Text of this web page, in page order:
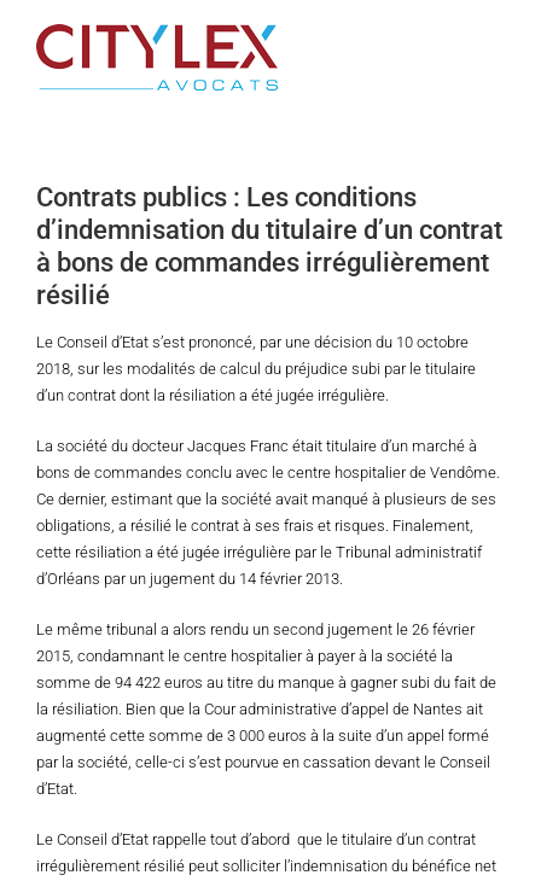
contenu
Contrats publics : Les conditions
d’indemnisation du titulaire d’un contrat
à bons de commandes irrégulièrement
résilié
Le Conseil d’Etat s’est prononcé, par une décision du 10 octobre
2018, sur les modalités de calcul du préjudice subi par le titulaire
d’un contrat dont la résiliation a été jugée irrégulière.
La société du docteur Jacques Franc était titulaire d’un marché à
bons de commandes conclu avec le centre hospitalier de Vendôme.
Ce dernier, estimant que la société avait manqué à plusieurs de ses
obligations, a résilié le contrat à ses frais et risques. Finalement,
cette résiliation a été jugée irrégulière par le Tribunal administratif
d’Orléans par un jugement du 14 février 2013.
Le même tribunal a alors rendu un second jugement le 26 février
2015, condamnant le centre hospitalier à payer à la société la
somme de 94 422 euros au titre du manque à gagner subi du fait de
la résiliation. Bien que la Cour administrative d’appel de Nantes ait
augmenté cette somme de 3 000 euros à la suite d’un appel formé
par la société, celle-ci s’est pourvue en cassation devant le Conseil
d’Etat.
Le Conseil d’Etat rappelle tout d’abord que le titulaire d’un contrat
irrégulièrement résilié peut solliciter l’indemnisation du bénéfice net